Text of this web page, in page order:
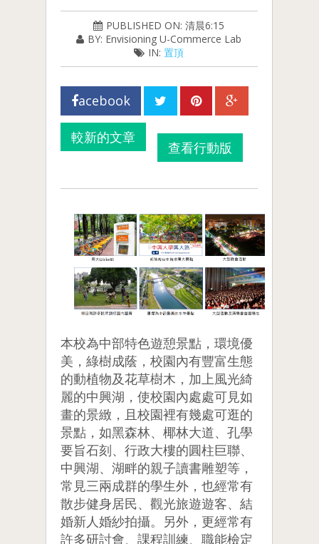
PUBLISHED ON: 清晨6:15
BY: Envisioning U-Commerce Lab
IN:置頂
acebook
較新的文章
查看行動版
本校為中部特色遊憩景點，環境優
美，綠樹成蔭，校園內有豐富生態
的動植物及花草樹木，加上風光綺
麗的中興湖，使校園內處處可見如
畫的景緻，且校園裡有幾處可逛的
景點，如黑森林、椰林大道、孔學
要旨石刻、行政大樓的圓柱巨聯、
中興湖、湖畔的親子讀書雕塑等，
常見三兩成群的學生外，也經常有
散步健身居民、觀光旅遊遊客、結
婚新人婚紗拍攝。另外，更經常有
許多研討會、課程訓練、職能檢定